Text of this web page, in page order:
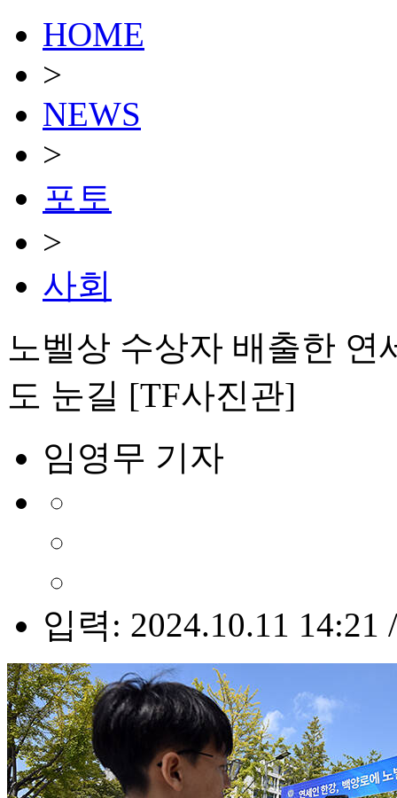
HOME
>
NEWS
>
포토
>
사회
노벨상 수상자 배출한 연
도 눈길 [TF사진관]
임영무 기자
입력: 2024.10.11 14:21